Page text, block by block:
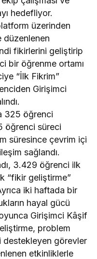
hedefliyor.
üzerinden
düzenlenen
fikirlerini geliştirip
bir öğrenme ortamı
“İlk Fikrim”
Girişimci
325 öğrenci
öğrenci süreci
süresince çevrim içi
sağlandı.
3.429 öğrenci ilk
“fikir geliştirme”
iki haftada bir
hayal gücü
Girişimci Kâşif
problem
destekleyen görevler
etkinliklerle